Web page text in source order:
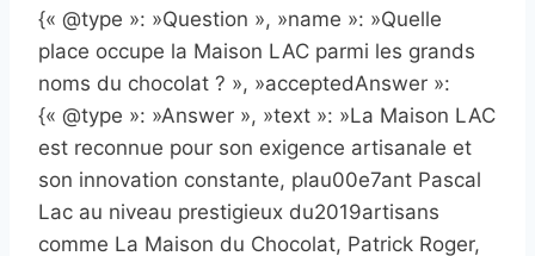
{« @type »: »Question », »name »: »Quelle
place occupe la Maison LAC parmi les grands
noms du chocolat ? », »acceptedAnswer »:
{« @type »: »Answer », »text »: »La Maison LAC
est reconnue pour son exigence artisanale et
son innovation constante, plau00e7ant Pascal
Lac au niveau prestigieux du2019artisans
comme La Maison du Chocolat, Patrick Roger,